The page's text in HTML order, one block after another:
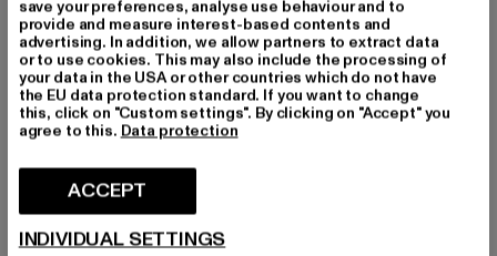
Merk: Felicious
Kategori: Sweat & Fleece - Hoodies Zipthrough
Kleur: pink
Kleur fabrikant: pink
Materiële samenstelling: 65% Katoen, 35% Polyester
Art.Nr: PD00001221-00185
Fabrikant: Urban Styles Agency GmbH & Co. KG |
agentur@urbanstylesagency.com
Schanzenstraße 41 | 51063 Köln | DE
save your preferences, analyse use behaviour and to
provide and measure interest-based contents and
advertising. In addition, we allow partners to extract data
or to use cookies. This may also include the processing of
your data in the USA or other countries which do not have
the EU data protection standard. If you want to change
this, click on "Custom settings". By clicking on "Accept" you
agree to this. Data protection
ACCEPT
INDIVIDUAL SETTINGS